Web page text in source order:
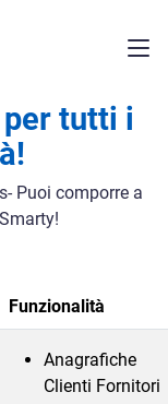
tutti i
Puoi comporre a
Funzionalità
Anagrafiche
Clienti Fornitori